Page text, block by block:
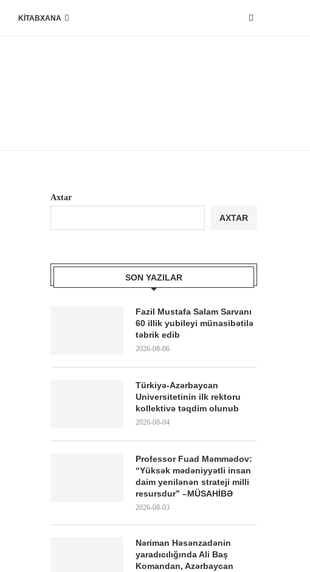
KİTABXANA
Axtar
AXTAR
SON YAZILAR
Fazil Mustafa Salam Sarvanı
60 illik yubileyi münasibətilə
təbrik edib
2026-08-06
Türkiyə-Azərbaycan
Universitetinin ilk rektoru
kollektivə təqdim olunub
2026-08-04
Professor Fuad Məmmədov:
“Yüksək mədəniyyətli insan
daim yenilənən strateji milli
resursdur” –MÜSAHİBƏ
2026-08-03
Nəriman Həsənzadənin
yaradıcılığında Ali Baş
Komandan, Azərbaycan